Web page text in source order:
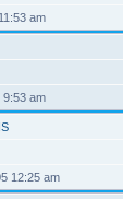
am
9:53 am
12:25 am